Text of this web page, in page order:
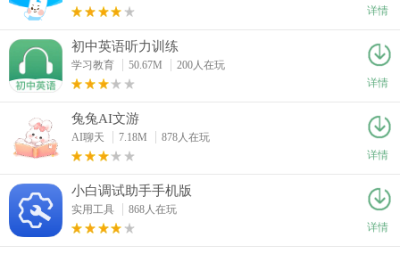
详情
初中英语听力训练
学习教育 50.67M
200人在玩
详情
兔兔AI文游
AI聊天 7.18M
878人在玩
详情
小白调试助手手机版
实用工具
868人在玩
详情